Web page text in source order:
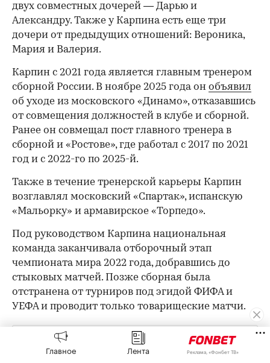
двух совместных дочерей — Дарью и
Александру. Также у Карпина есть еще три
дочери от предыдущих отношений: Вероника,
Мария и Валерия.
Карпин с 2021 года является главным тренером
сборной России. В ноябре 2025 года он объявил
об уходе из московского «Динамо», отказавшись
от совмещения должностей в клубе и сборной.
Ранее он совмещал пост главного тренера в
сборной и «Ростове», где работал с 2017 по 2021
год и с 2022-го по 2025-й.
Также в течение тренерской карьеры Карпин
возглавлял московский «Спартак», испанскую
«Мальорку» и армавирское «Торпедо».
Под руководством Карпина национальная
команда заканчивала отборочный этап
чемпионата мира 2022 года, добравшись до
стыковых матчей. Позже сборная была
отстранена от турниров под эгидой ФИФА и
УЕФА и проводит только товарищеские матчи.
Оставайтесь на связи с РБК в
Главное Лента Реклама, «Фонбет ТВ»